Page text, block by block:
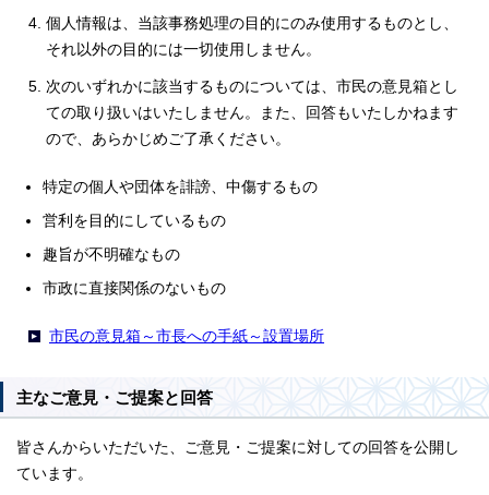
個人情報は、当該事務処理の目的にのみ使用するものとし、
それ以外の目的には一切使用しません。
次のいずれかに該当するものについては、市民の意見箱とし
ての取り扱いはいたしません。また、回答もいたしかねます
ので、あらかじめご了承ください。
特定の個人や団体を誹謗、中傷するもの
営利を目的にしているもの
趣旨が不明確なもの
市政に直接関係のないもの
市民の意見箱～市長への手紙～設置場所
主なご意見・ご提案と回答
皆さんからいただいた、ご意見・ご提案に対しての回答を公開し
ています。